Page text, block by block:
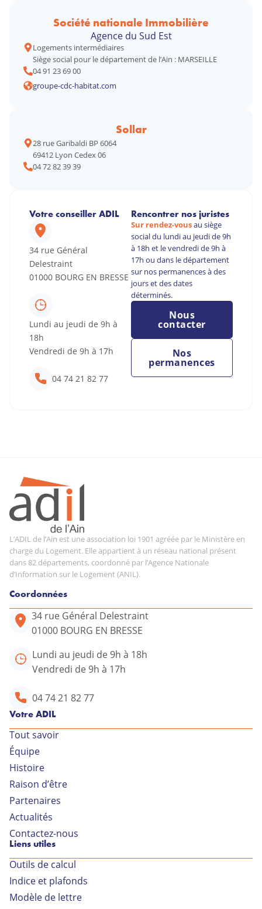
Société nationale Immobilière
Agence du Sud Est
Logements intermédiaires
Siège social pour le département de l’Ain : MARSEILLE
04 91 23 69 00
groupe-cdc-habitat.com
Sollar
28 rue Garibaldi BP 6064
69412 Lyon Cedex 06
04 72 82 39 39
Votre conseiller ADIL
34 rue Général
Delestraint
01000 BOURG EN BRESSE
Lundi au jeudi de 9h à
18h
Vendredi de 9h à 17h
04 74 21 82 77
Rencontrer nos juristes
Sur rendez-vousau siège
social du lundi au jeudi de 9h
à 18h et le vendredi de 9h à
17h ou dans le département
sur nos permanences à des
jours et des dates
déterminés.
Nous
contacter
Nos
permanences
L’ADIL de l’Ain est une association loi 1901 agréée par le Ministère en
charge du Logement. Elle appartient à un réseau national présent
dans 82 départements, coordonné par l’Agence Nationale
d’Information sur le Logement (ANIL).
Votre ADIL
Tout savoir
Équipe
Histoire
Raison d’être
Partenaires
Actualités
Contactez-nous
Liens utiles
Outils de calcul
Indice et plafonds
Modèle de lettre
Coordonnées
34 rue Général Delestraint
01000 BOURG EN BRESSE
Lundi au jeudi de 9h à 18h
Vendredi de 9h à 17h
04 74 21 82 77